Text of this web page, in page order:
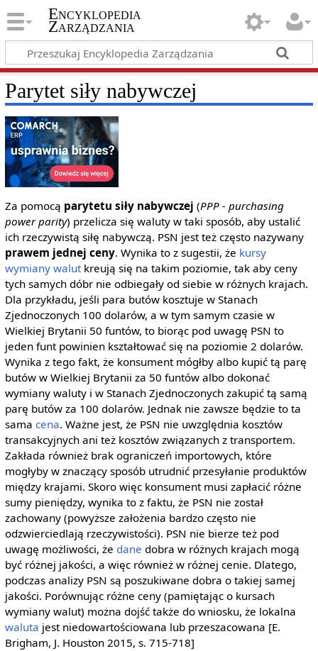
Encyklopedia
Zarządzania
Parytet siły nabywczej
Za pomocą parytetu siły nabywczej (PPP - purchasing
power parity) przelicza się waluty w taki sposób, aby ustalić
ich rzeczywistą siłę nabywczą. PSN jest też często nazywany
prawem jednej ceny. Wynika to z sugestii, że kursy
wymiany walutkreują się na takim poziomie, tak aby ceny
tych samych dóbr nie odbiegały od siebie w różnych krajach.
Dla przykładu, jeśli para butów kosztuje w Stanach
Zjednoczonych 100 dolarów, a w tym samym czasie w
Wielkiej Brytanii 50 funtów, to biorąc pod uwagę PSN to
jeden funt powinien kształtować się na poziomie 2 dolarów.
Wynika z tego fakt, że konsument mógłby albo kupić tą parę
butów w Wielkiej Brytanii za 50 funtów albo dokonać
wymiany waluty i w Stanach Zjednoczonych zakupić tą samą
parę butów za 100 dolarów. Jednak nie zawsze będzie to ta
sama cena. Ważne jest, że PSN nie uwzględnia kosztów
transakcyjnych ani też kosztów związanych z transportem.
Zakłada również brak ograniczeń importowych, które
mogłyby w znaczący sposób utrudnić przesyłanie produktów
między krajami. Skoro więc konsument musi zapłacić różne
sumy pieniędzy, wynika to z faktu, że PSN nie został
zachowany (powyższe założenia bardzo często nie
odzwierciedlają rzeczywistości). PSN nie bierze też pod
uwagę możliwości, że dane dobra w różnych krajach mogą
być różnej jakości, a więc również w różnej cenie. Dlatego,
podczas analizy PSN są poszukiwane dobra o takiej samej
jakości. Porównując różne ceny (pamiętając o kursach
wymiany walut) można dojść także do wniosku, że lokalna
waluta jest niedowartościowana lub przeszacowana [E.
Brigham, J. Houston 2015, s. 715-718]